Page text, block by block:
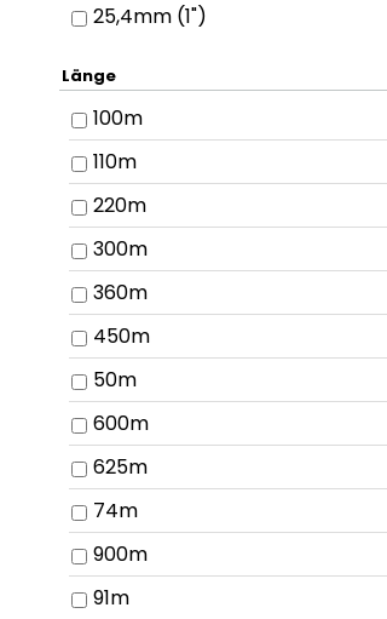
25,4mm (1")
Länge
100m
110m
220m
300m
360m
450m
50m
600m
625m
74m
900m
91m